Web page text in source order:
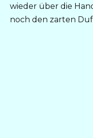
wieder über die
noch den zarten